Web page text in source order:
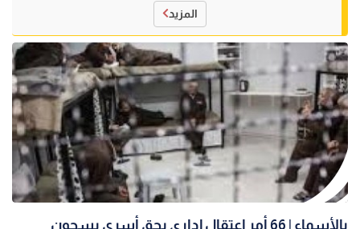
المزيد
بالأسماء | 66 أمر اعتقال إداري بحق أسرى بسجون